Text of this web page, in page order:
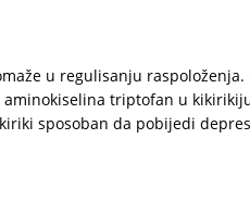
u regulisanju raspoloženja.
triptofan u
sposoban da pobijedi